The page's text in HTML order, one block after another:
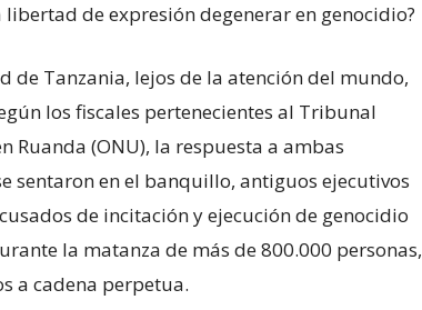
de expresión degenerar en genocidio?
de Tanzania, lejos de la atención del mundo,
los fiscales pertenecientes al Tribunal
Ruanda (ONU), la respuesta a ambas
sentaron en el banquillo, antiguos ejecutivos
de incitación y ejecución de genocidio
la matanza de más de 800.000 personas,
a cadena perpetua.